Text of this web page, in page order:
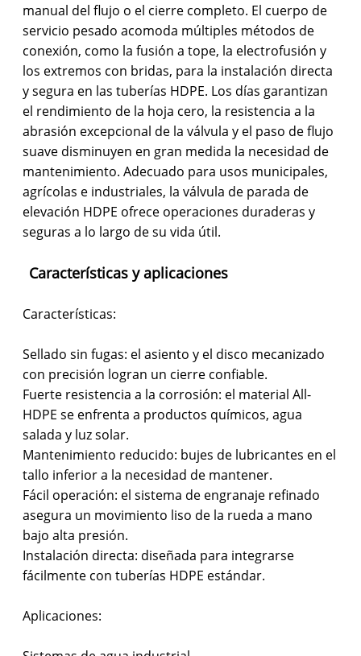
manual del flujo o el cierre completo. El cuerpo de
servicio pesado acomoda múltiples métodos de
conexión, como la fusión a tope, la electrofusión y
los extremos con bridas, para la instalación directa
y segura en las tuberías HDPE. Los días garantizan
el rendimiento de la hoja cero, la resistencia a la
abrasión excepcional de la válvula y el paso de flujo
suave disminuyen en gran medida la necesidad de
mantenimiento. Adecuado para usos municipales,
agrícolas e industriales, la válvula de parada de
elevación HDPE ofrece operaciones duraderas y
seguras a lo largo de su vida útil.
Características y aplicaciones
Características:
Sellado sin fugas: el asiento y el disco mecanizado
con precisión logran un cierre confiable.
Fuerte resistencia a la corrosión: el material All-
HDPE se enfrenta a productos químicos, agua
salada y luz solar.
Mantenimiento reducido: bujes de lubricantes en el
tallo inferior a la necesidad de mantener.
Fácil operación: el sistema de engranaje refinado
asegura un movimiento liso de la rueda a mano
bajo alta presión.
Instalación directa: diseñada para integrarse
fácilmente con tuberías HDPE estándar.
Aplicaciones: